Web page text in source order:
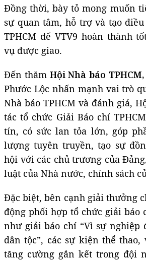
Đồng thời, bày tỏ mong muốn
sự quan tâm, hỗ trợ và tạo
TPHCM để VTV9 hoàn thành
vụ được giao.
Đến thăm Hội Nhà báo TPHCM,
Phước Lộc nhấn mạnh vai trò
Nhà báo TPHCM và đánh giá,
tác tổ chức Giải Báo chí
tín, có sức lan tỏa lớn, góp
lượng tuyên truyền, tạo sự
hội với các chủ trương của
luật của Nhà nước, chính sách
Đặc biệt, bên cạnh giải thưởng
động phối hợp tổ chức giải báo
như giải báo chí “Vì sự nghiệp
dân tộc”, các sự kiện thể
tăng cường gắn kết trong đội